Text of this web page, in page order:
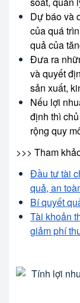
Dự báo và
của quá
quả của
Đưa ra
và quyết
sản xuất,
Nếu lợi
định thì
rộng quy
>>> Tham
Đầu tư tài
quả, an
Bí quyết
Tài khoản
giảm phí